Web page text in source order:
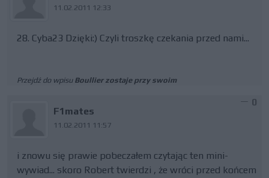
11.02.2011 12:33
28. Cyba23 Dzięki:) Czyli troszkę czekania przed nami...
Przejdź do wpisu Boullier zostaje przy swoim
F1mates
11.02.2011 11:57
0
i znowu się prawie pobeczałem czytając ten mini-
wywiad... skoro Robert twierdzi , że wróci przed końcem